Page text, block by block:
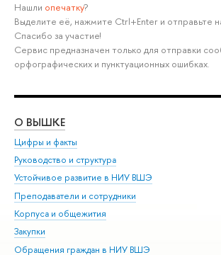
Нашли опечатку?
Выделите её, нажмите Ctrl+Enter и отправьте
Спасибо за участие!
Сервис предназначен только для отправки
орфографических и пунктуационных ошибках.
О ВЫШКЕ
Цифры и факты
Руководство и структура
Устойчивое развитие в НИУ ВШЭ
Преподаватели и сотрудники
Корпуса и общежития
Закупки
Обращения граждан в НИУ ВШЭ